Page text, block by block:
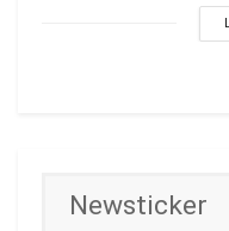
Newsticker